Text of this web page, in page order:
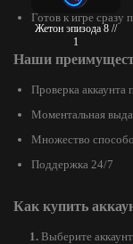
Жетон эпизода 8 //
1
Готов к игре сразу
Наши
Проверка аккаунта
Моментальная
Множество
Поддержка 24/7
Как купить
Выберите